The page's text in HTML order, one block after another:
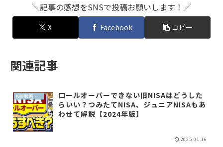
＼記事の感想をSNSで投稿お願いします！／
X Facebook コピー
関連記事
投資戦略（全世界投資）
ロールオーバーできない旧NISAはどうした
らいい？つみたてNISA、ジュニアNISAもあ
わせて解説【2024年版】
2025.01.16